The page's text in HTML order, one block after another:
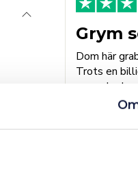
Grym
Dom här
Trots en
agerade
förväntan.